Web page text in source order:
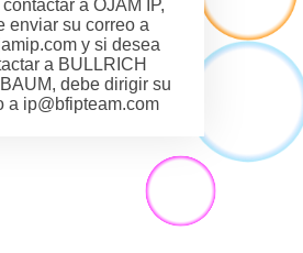
a OJAM IP,
enviar su correo a
y si desea
a BULLRICH
debe dirigir su
a ip@bfipteam.com